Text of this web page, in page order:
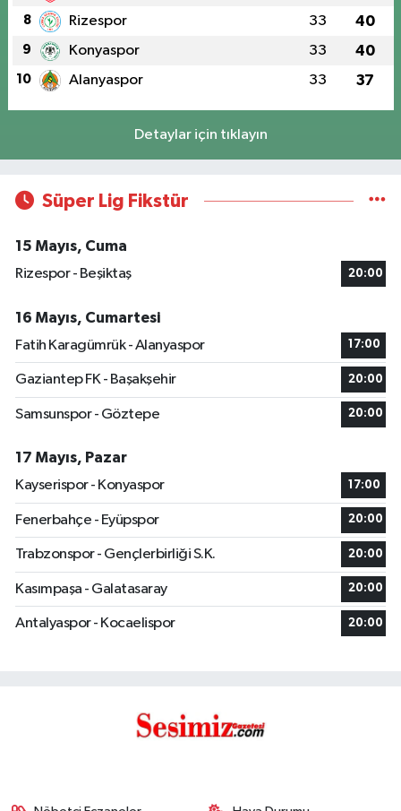
8 Rizespor 33 40
9 Konyaspor 33 40
10 Alanyaspor 33 37
Detaylar için tıklayın
Süper Lig Fikstür
15 Mayıs, Cuma
Rizespor - Beşiktaş
20:00
16 Mayıs, Cumartesi
Fatih Karagümrük - Alanyaspor
17:00
Gaziantep FK - Başakşehir 20:00
Samsunspor - Göztepe 20:00
17 Mayıs, Pazar
Kayserispor - Konyaspor
17:00
Fenerbahçe - Eyüpspor 20:00
Trabzonspor - Gençlerbirliği S.K. 20:00
Kasımpaşa - Galatasaray 20:00
Antalyaspor - Kocaelispor 20:00